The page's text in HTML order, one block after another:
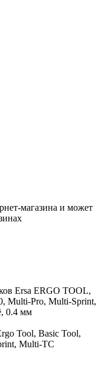
магазина и может
Ersa ERGO TOOL,
Multi-Pro, Multi-Sprint,
0.4 мм
Tool, Basic Tool,
Multi-TC